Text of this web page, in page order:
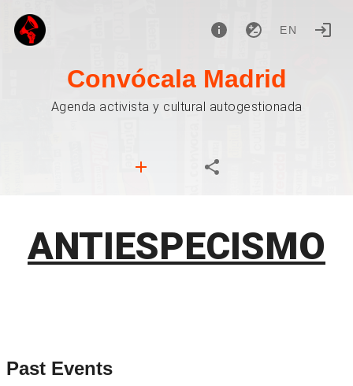
EN
Convócala Madrid
Agenda activista y cultural autogestionada
ANTIESPECISMO
Past Events